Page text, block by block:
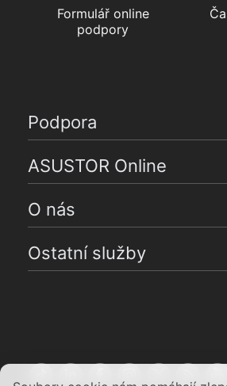
Formulář online
podpory
Podpora
ASUSTOR Online
O nás
Ostatní služby